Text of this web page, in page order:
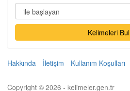
Kelimeleri Bul
Hakkında İletişim Kullanım Koşulları
Copyright © 2026 - kelimeler.gen.tr